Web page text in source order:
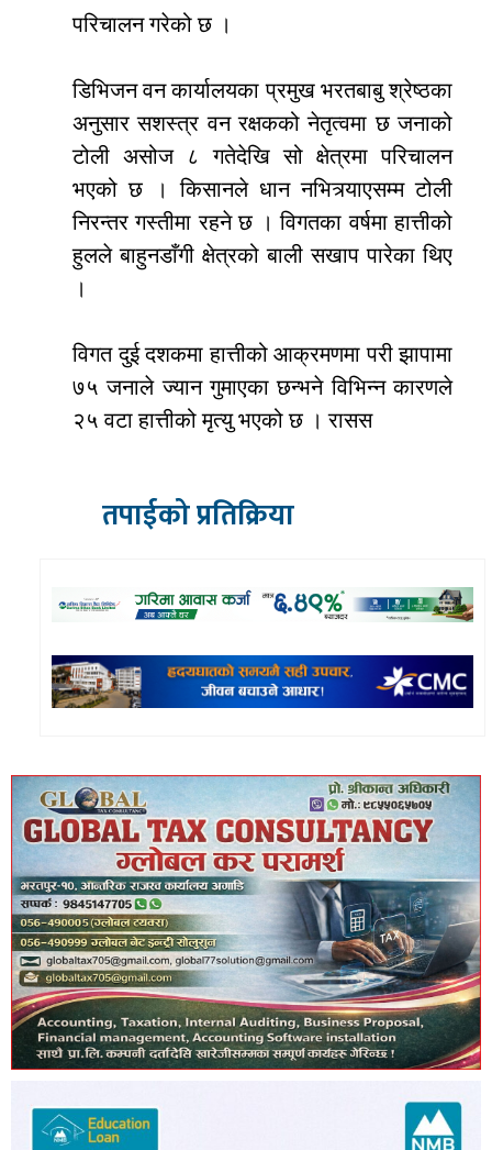
परिचालन गरेको छ ।
डिभिजन वन कार्यालयका प्रमुख भरतबाबु श्रेष्ठका
अनुसार सशस्त्र वन रक्षकको नेतृत्वमा छ जनाको
टोली असोज ८ गतेदेखि सो क्षेत्रमा परिचालन
भएको छ । किसानले धान नभित्र्याएसम्म टोली
निरन्तर गस्तीमा रहने छ । विगतका वर्षमा हात्तीको
हुलले बाहुनडाँगी क्षेत्रको बाली सखाप पारेका थिए
।
विगत दुई दशकमा हात्तीको आक्रमणमा परी झापामा
७५ जनाले ज्यान गुमाएका छन्भने विभिन्न कारणले
२५ वटा हात्तीको मृत्यु भएको छ । रासस
तपाईको प्रतिक्रिया